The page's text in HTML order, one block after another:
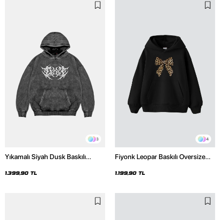
3
Yıkamalı Siyah Dusk Baskılı
1.399,90 TL
4
Fiyonk Leopar Baskılı Oversize
1.199,90 TL